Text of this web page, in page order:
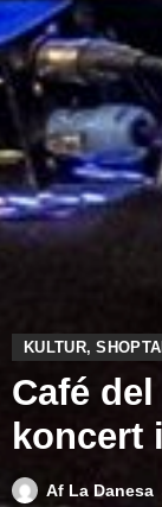
KULTUR,
Café
koncert
Af La Danesa